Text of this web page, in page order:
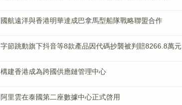
國航遠洋與香港明華達成巴拿馬型船隊戰略聯盟合作
字節跳動旗下抖音等8款產品因代碼抄襲被判賠8266.8萬元
構建香港成為跨國供應鏈管理中心
阿里雲在泰國第二座數據中心正式啓用